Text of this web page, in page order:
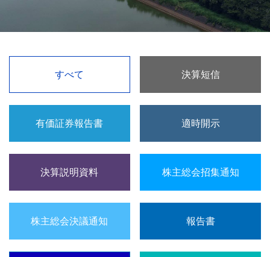
すべて 決算短信
有価証券報告書 適時開示
決算説明資料 株主総会招集通知
株主総会決議通知 報告書